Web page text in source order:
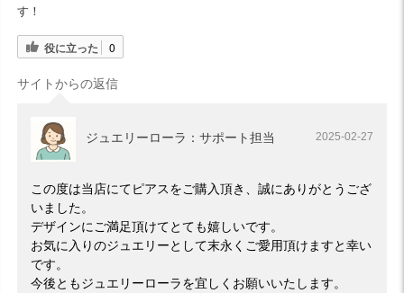
す！
役に立った 0
サイトからの返信
ジュエリーローラ：サポート担当 2025-02-27
この度は当店にてピアスをご購入頂き、誠にありがとうござ
いました。
デザインにご満足頂けてとても嬉しいです。
お気に入りのジュエリーとして末永くご愛用頂けますと幸い
です。
今後ともジュエリーローラを宜しくお願いいたします。